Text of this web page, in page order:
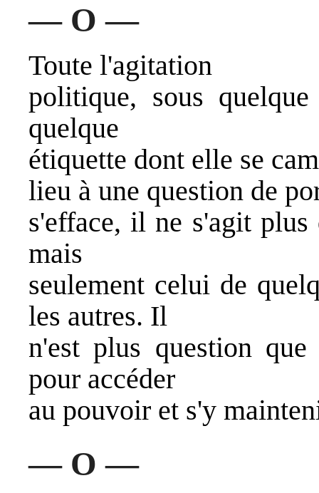
— O —
Toute l'agitation
politique, sous
quelque
étiquette dont elle se
lieu à une question de
s'efface, il ne s'agit
mais
seulement celui de
les autres. Il
n'est plus question
pour accéder
au pouvoir et s'y
— O —